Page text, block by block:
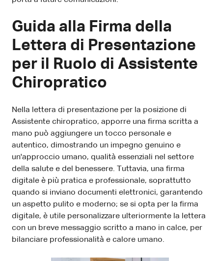
Guida alla Firma della
Lettera di Presentazione
per il Ruolo di Assistente
Chiropratico
Nella lettera di presentazione per la posizione di
Assistente chiropratico, apporre una firma scritta a
mano può aggiungere un tocco personale e
autentico, dimostrando un impegno genuino e
un'approccio umano, qualità essenziali nel settore
della salute e del benessere. Tuttavia, una firma
digitale è più pratica e professionale, soprattutto
quando si inviano documenti elettronici, garantendo
un aspetto pulito e moderno; se si opta per la firma
digitale, è utile personalizzare ulteriormente la lettera
con un breve messaggio scritto a mano in calce, per
bilanciare professionalità e calore umano.